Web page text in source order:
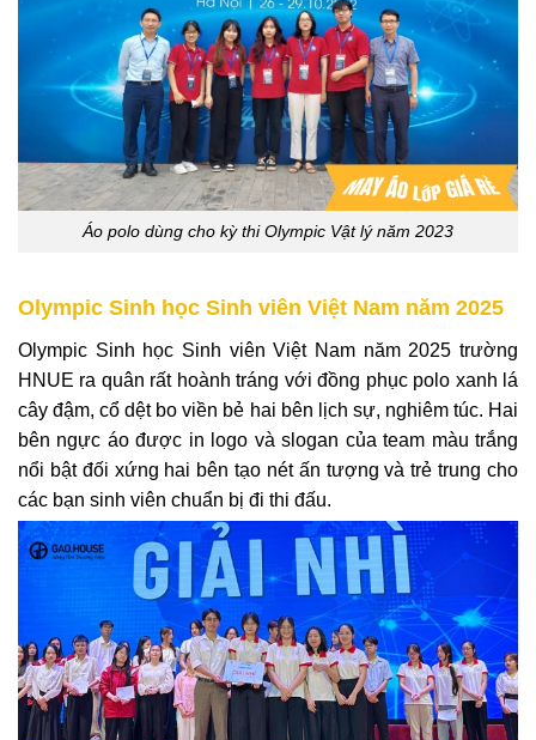
Áo polo dùng cho kỳ thi Olympic Vật lý năm 2023
Olympic Sinh học Sinh viên Việt Nam năm 2025
Olympic Sinh học Sinh viên Việt Nam năm 2025 trường
HNUE ra quân rất hoành tráng với đồng phục polo xanh lá
cây đậm, cổ dệt bo viền bẻ hai bên lịch sự, nghiêm túc. Hai
bên ngực áo được in logo và slogan của team màu trắng
nổi bật đối xứng hai bên tạo nét ấn tượng và trẻ trung cho
các bạn sinh viên chuẩn bị đi thi đấu.